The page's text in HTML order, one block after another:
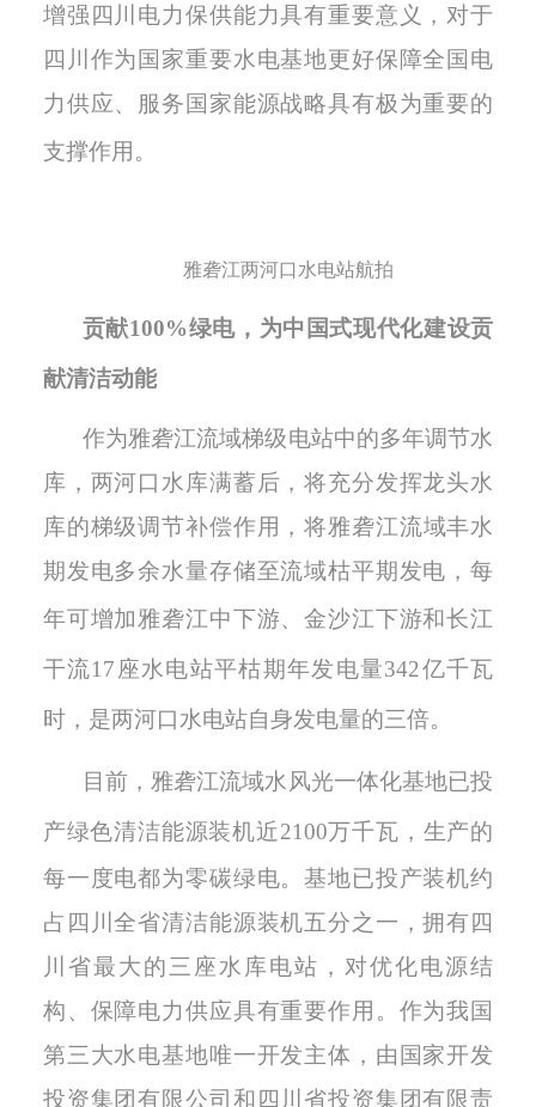
增强四川电力保供能力具有重要意义，对于
四川作为国家重要水电基地更好保障全国电
力供应、服务国家能源战略具有极为重要的
支撑作用 。
雅砻江两河口水电站航拍
贡献100%绿电，为中国式现代化建设贡
献清洁动能
作为雅砻江流域梯级电站中的多年调节水
库，两河口水库满蓄后，将充分发挥龙头水
库的梯级调节补偿作用 ，将雅砻江流域丰水
期发电多余水量存储至流域枯平期发电，每
年可增加雅砻江中下游、金沙江下游和长江
干流17座水电站平枯期年发电量342亿千瓦
时，是两河口水电站自身发电量的三倍。
目前，雅砻江流域水风光一体化基地已投
产绿色清洁能源装机近2100万千瓦，生产的
每一度电都为零碳绿电。基地已投产装机约
占四川全省清洁能源装机五分之一，拥有四
川省最大的三座水库电站，对优化电源结
构、保障电力供应具有重要作用。 作为我国
第三大水电基地唯一开发主体， 由国家开发
投资集团有限公司和四川省投资集团有限责